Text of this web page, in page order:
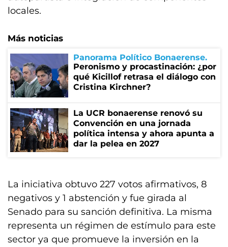
locales.
Más noticias
Panorama Político Bonaerense
Peronismo y procastinación: ¿por
qué Kicillof retrasa el diálogo con
Cristina Kirchner?
La UCR bonaerense renovó su
Convención en una jornada
política intensa y ahora apunta a
dar la pelea en 2027
La iniciativa obtuvo 227 votos afirmativos, 8
negativos y 1 abstención y fue girada al
Senado para su sanción definitiva. La misma
representa un régimen de estímulo para este
sector ya que promueve la inversión en la